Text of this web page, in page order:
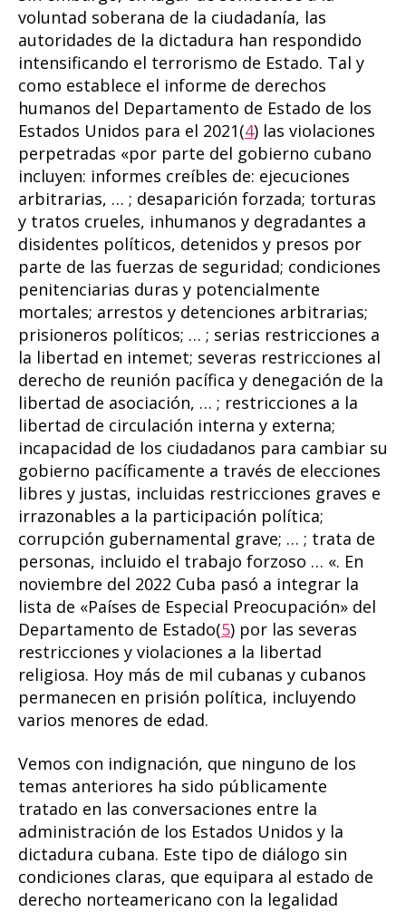
voluntad soberana de la ciudadanía, las
autoridades de la dictadura han respondido
intensificando el terrorismo de Estado. Tal y
como establece el informe de derechos
humanos del Departamento de Estado de los
Estados Unidos para el 2021(4) las violaciones
perpetradas «por parte del gobierno cubano
incluyen: informes creíbles de: ejecuciones
arbitrarias, … ; desaparición forzada; torturas
y tratos crueles, inhumanos y degradantes a
disidentes políticos, detenidos y presos por
parte de las fuerzas de seguridad; condiciones
penitenciarias duras y potencialmente
mortales; arrestos y detenciones arbitrarias;
prisioneros políticos; … ; serias restricciones a
la libertad en intemet; severas restricciones al
derecho de reunión pacífica y denegación de la
libertad de asociación, … ; restricciones a la
libertad de circulación interna y externa;
incapacidad de los ciudadanos para cambiar su
gobierno pacíficamente a través de elecciones
libres y justas, incluidas restricciones graves e
irrazonables a la participación política;
corrupción gubernamental grave; … ; trata de
personas, incluido el trabajo forzoso … «. En
noviembre del 2022 Cuba pasó a integrar la
lista de «Países de Especial Preocupación» del
Departamento de Estado(5) por las severas
restricciones y violaciones a la libertad
religiosa. Hoy más de mil cubanas y cubanos
permanecen en prisión política, incluyendo
varios menores de edad.
Vemos con indignación, que ninguno de los
temas anteriores ha sido públicamente
tratado en las conversaciones entre la
administración de los Estados Unidos y la
dictadura cubana. Este tipo de diálogo sin
condiciones claras, que equipara al estado de
derecho norteamericano con la legalidad